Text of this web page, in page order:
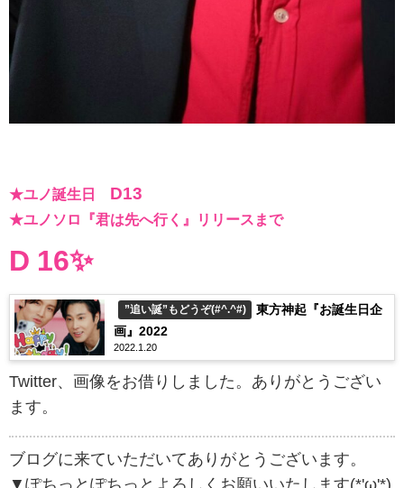
★ユノ誕生日 D13
★ユノソロ『君は先へ行く』リリースまで
D 16✨
”追い誕”もどうぞ(#^.^#)
東方神起『お誕生日企
画』2022
2022.1.20
Twitter、画像をお借りしました。ありがとうござい
ます。
ブログに来ていただいてありがとうございます。
▼ぽちっとぽちっとよろしくお願いいたします(*'ω'*)